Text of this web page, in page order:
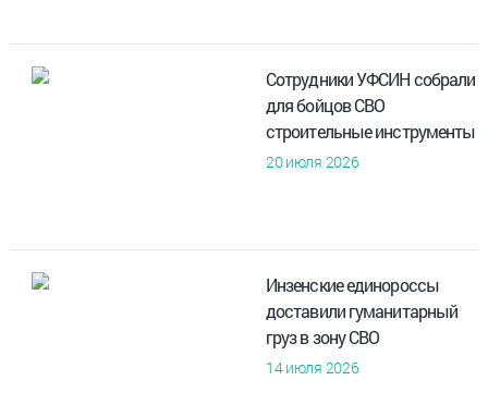
Сотрудники УФСИН собрали
для бойцов СВО
строительные инструменты
20 июля 2026
Инзенские единороссы
доставили гуманитарный
груз в зону СВО
14 июля 2026